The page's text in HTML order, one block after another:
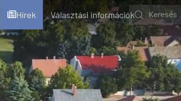
Hírek Választási információk